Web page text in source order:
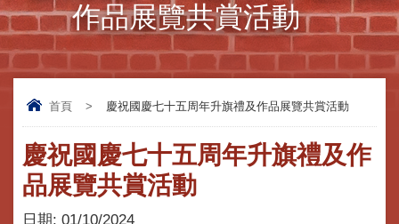
作品展覽共賞活動
首頁 > 慶祝國慶七十五周年升旗禮及作品展覽共賞活動
慶祝國慶七十五周年升旗禮及作
品展覽共賞活動
日期: 01/10/2024